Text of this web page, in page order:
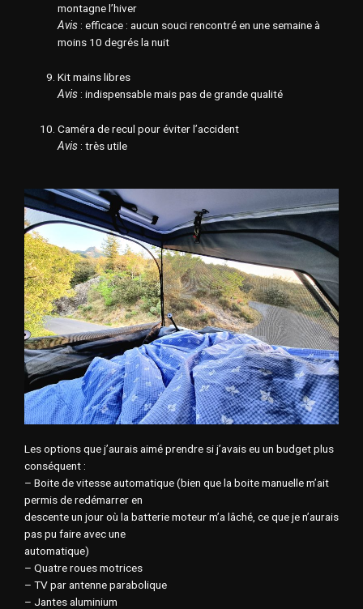
montagne l’hiver
Avis : efficace : aucun souci rencontré en une semaine à
moins 10 degrés la nuit
Kit mains libres
Avis : indispensable mais pas de grande qualité
Caméra de recul pour éviter l’accident
Avis : très utile
Les options que j’aurais aimé prendre si j’avais eu un budget plus
conséquent :
– Boite de vitesse automatique (bien que la boite manuelle m’ait
permis de redémarrer en
descente un jour où la batterie moteur m’a lâché, ce que je n’aurais
pas pu faire avec une
automatique)
– Quatre roues motrices
– TV par antenne parabolique
– Jantes aluminium